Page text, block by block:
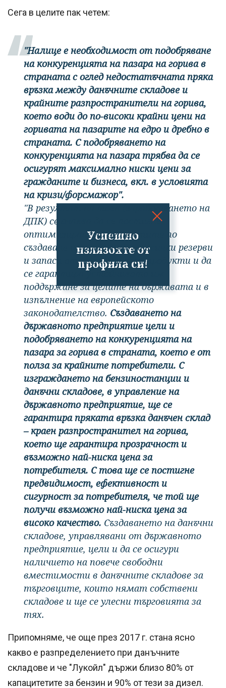
Успешно
излязохте от
профила си!
Сега в целите пак четем:
"Налице е необходимост от подобряване
на конкуренцията на пазара на горива в
страната с оглед недостатъчната пряка
връзка между данъчните складове и
крайните разпространители на горива,
което води до по-високи крайни цени на
горивата на пазарите на едро и дребно в
страната. С подобряването на
конкуренцията на пазара трябва да се
осигурят максимално ниски цени за
гражданите и бизнеса, вкл. в условията
на кризи/форсмажор".
"В резултат на това
(заработването на
ДПК) се очаква да се постигне
оптимизиране на дейностите по
създаване и управление на всички резерви
и запаси от нефт и нефтопродукти и да
се гарантира устойчивото им
поддържане за целите на държавата и в
изпълнение на европейското
законодателство. Създаването на
държавното предприятие цели и
подобряването на конкуренцията на
пазара за горива в страната, което е от
полза за крайните потребители. С
изграждането на бензиностанции и
данъчни складове, в управление на
държавното предприятие, ще се
гарантира пряката връзка данъчен склад
– краен разпространител на горива,
което ще гарантира прозрачност и
възможно най-ниска цена за
потребителя. С това ще се постигне
предвидимост, ефективност и
сигурност за потребителя, че той ще
получи възможно най-ниска цена за
високо качество. Създаването на данъчни
складове, управлявани от държавното
предприятие, цели и да се осигури
наличието на повече свободни
вместимости в данъчните складове за
търговците, които нямат собствени
складове и ще се улесни търговията за
тях.
Припомняме, че още през 2017 г. стана ясно
какво е разпределението при данъчните
складове и че "Лукойл" държи близо 80% от
капацитетите за бензин и 90% от тези за дизел.